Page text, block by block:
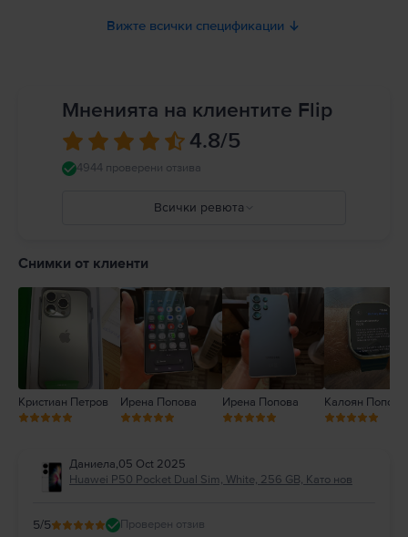
Вижте всички спецификации
Мненията на клиентите Flip
4.8/5
4944 проверени отзива
Всички ревюта
Снимки от клиенти
Кристиан Петров Ирена Попова Ирена Попова Калоян Попов
Даниела,05 Oct 2025
Huawei P50 Pocket Dual Sim, White, 256 GB, Като нов
5/5 Проверен отзив